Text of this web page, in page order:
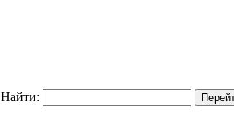
Найти: